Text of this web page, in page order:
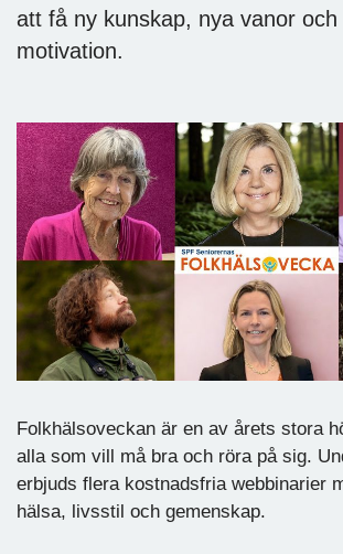
att få ny kunskap, nya vanor
motivation.
Folkhälsoveckan är en av årets stora
alla som vill må bra och röra på sig.
erbjuds flera kostnadsfria webbinarier
hälsa, livsstil och gemenskap.